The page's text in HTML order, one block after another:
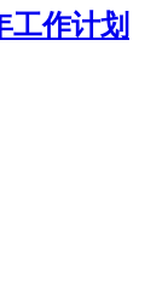
工作计划